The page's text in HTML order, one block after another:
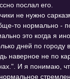
послал его.
не нужно
то нормально -
это когда я
дней по городу
наверное не по
И я понимаю,